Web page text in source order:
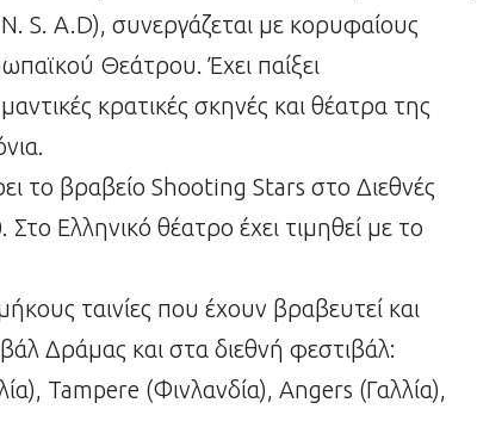
S. A.D), συνεργάζεται με κορυφαίους
Θεάτρου. Έχει παίξει
κρατικές σκηνές και θέατρα της
το βραβείο Shooting Stars στο Διεθνές
Ελληνικό θέατρο έχει τιμηθεί με το
ταινίες που έχουν βραβευτεί και
Δράμας και στα διεθνή φεστιβάλ:
Tampere (Φινλανδία), Angers (Γαλλία),